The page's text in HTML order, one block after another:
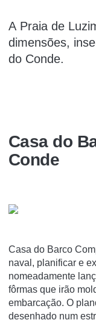
A Praia de
dimensões,
do Conde.
Casa do
Conde
Casa do Barco
naval, planificar e
nomeadamente
fôrmas que irão
embarcação. O
desenhado num